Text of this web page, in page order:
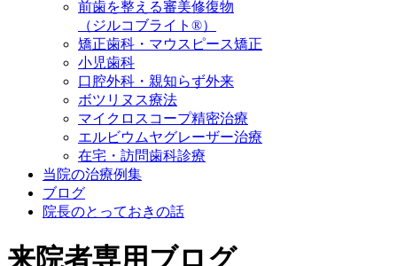
前歯を整える審美修復物
（ジルコブライト®）
矯正歯科・マウスピース矯正
小児歯科
口腔外科・親知らず外来
ボツリヌス療法
マイクロスコープ精密治療
エルビウムヤグレーザー治療
在宅・訪問歯科診療
当院の治療例集
ブログ
院長のとっておきの話
来院者専用ブログ